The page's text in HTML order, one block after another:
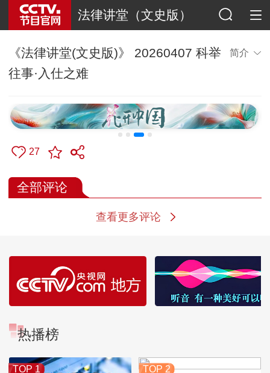
法律讲堂（文史版）
《法律讲堂(文史版)》 20260407 科举
往事·入仕之难
简介
27
全部评论
查看更多评论
热播榜
TOP 1 TOP 2